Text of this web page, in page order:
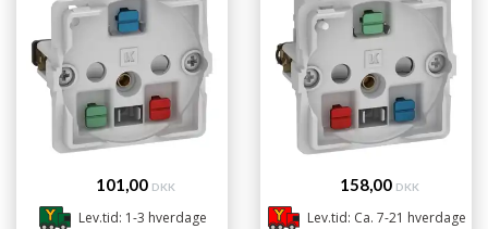
101,00 DKK
Lev.tid: 1-3 hverdage
158,00 DKK
Lev.tid: Ca. 7-21 hverdage